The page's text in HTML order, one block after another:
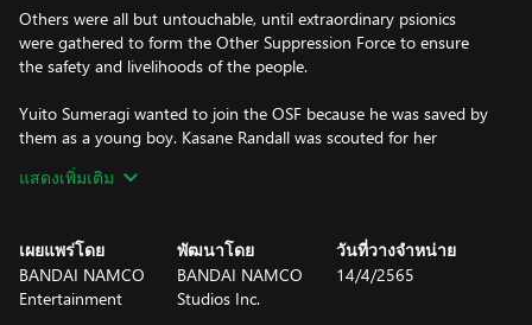
Others were all but untouchable, until extraordinary psionics
were gathered to form the Other Suppression Force to ensure
the safety and livelihoods of the people.
Yuito Sumeragi wanted to join the OSF because he was saved by
them as a young boy. Kasane Randall was scouted for her
psychokinesis users fight in the ranks of the OSF, pushing their
Experience a riveting story in a world developed by brains and
technology as a psychokinesis user that fights with their equally
แสดงเพิ่มเติม
เผยแพร่โดย
BANDAI NAMCO
Entertainment
พัฒนาโดย
BANDAI NAMCO
Studios Inc.
วันที่วางจำหน่าย
14/4/2565